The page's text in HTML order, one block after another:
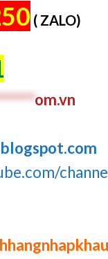
( ZALO)
om.vn